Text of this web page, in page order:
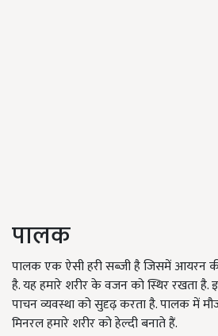
पालक
पालक एक ऐसी हरी सब्जी है जिसमें आयरन की
है. यह हमारे शरीर के वजन को स्थिर रखता
पाचन व्यवस्था को सुदृढ़ करता है. पालक में
मिनरल हमारे शरीर को हेल्दी बनाते हैं.